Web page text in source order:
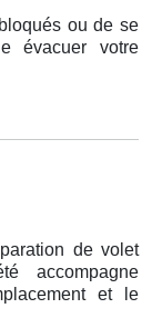
ou de se
évacuer votre
de volet
accompagne
et le